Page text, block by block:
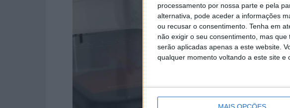
processamento por nossa parte e pela
alternativa, pode aceder a informações
ou recusar o consentimento. Tenha em
não exigir o seu consentimento, mas
serão aplicadas apenas a este website.
qualquer momento voltando a este site e